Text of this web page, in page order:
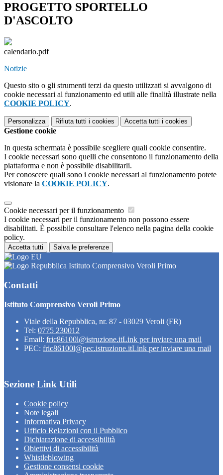
PROGETTO SPORTELLO
D'ASCOLTO
calendario.pdf
Notizie
Questo sito o gli strumenti terzi da questo utilizzati si avvalgono di
cookie necessari al funzionamento ed utili alle finalità illustrate nella
COOKIE POLICY.
Personalizza Rifiuta tutti i cookies Accetta tutti i cookies
Gestione cookie
In questa schermata è possibile scegliere quali cookie consentire.
I cookie necessari sono quelli che consentono il funzionamento della
piattaforma e non è possibile disabilitarli.
Per conoscere quali sono i cookie necessari al funzionamento potete
visionare la COOKIE POLICY.
Cookie necessari per il funzionamento
I cookie necessari per il funzionamento non possono essere
disabilitati. È possibile consultare l'elenco nella pagina della cookie
policy.
Accetta tutti Salva le preferenze
Istituto Comprensivo Veroli Primo
Contatti
Istituto Comprensivo Veroli Primo
Viale della Repubblica, nr. 87 - 03029 Veroli (FR)
Tel: 0775 230012
Email: fric86100l@istruzione.itLink per inviare una mail
PEC: fric86100l@pec.istruzione.itLink per inviare una mail
Sezione Link Utili
Cookie policy
Note legali
Informativa Privacy
Ufficio Relazioni con il Pubblico
Dichiarazione di accessibilità
Obiettivi di accessibilità
Whistleblowing
Gestione consensi cookie